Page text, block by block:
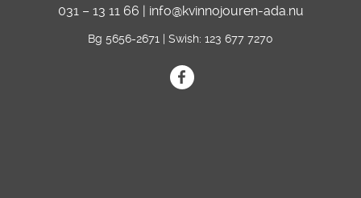
031 – 13 11 66 | info@kvinnojouren-ada.nu
Bg 5656-2671 | Swish: 123 677 7270